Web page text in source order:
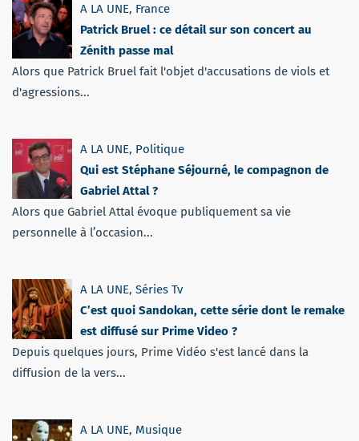
A LA UNE, France
Patrick Bruel : ce détail sur son concert au
Zénith passe mal
Alors que Patrick Bruel fait l'objet d'accusations de viols et
d'agressions...
A LA UNE, Politique
Qui est Stéphane Séjourné, le compagnon de
Gabriel Attal ?
Alors que Gabriel Attal évoque publiquement sa vie
personnelle à l’occasion...
A LA UNE, Séries Tv
C’est quoi Sandokan, cette série dont le remake
est diffusé sur Prime Video ?
Depuis quelques jours, Prime Vidéo s'est lancé dans la
diffusion de la vers...
A LA UNE, Musique